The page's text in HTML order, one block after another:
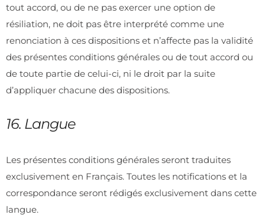
tout accord, ou de ne pas exercer une option de
résiliation, ne doit pas être interprété comme une
renonciation à ces dispositions et n’affecte pas la validité
des présentes conditions générales ou de tout accord ou
de toute partie de celui-ci, ni le droit par la suite
d’appliquer chacune des dispositions.
16. Langue
Les présentes conditions générales seront traduites
exclusivement en Français. Toutes les notifications et la
correspondance seront rédigés exclusivement dans cette
langue.